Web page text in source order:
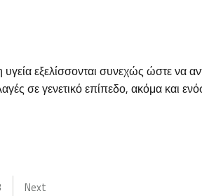
εξελίσσονται συνεχώς ώστε να
σε γενετικό επίπεδο, ακόμα και
Next